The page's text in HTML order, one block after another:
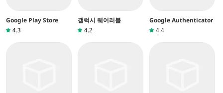
Google Play Store
4.3
갤럭시 웨어러블
4.2
Google Authenticator
4.4